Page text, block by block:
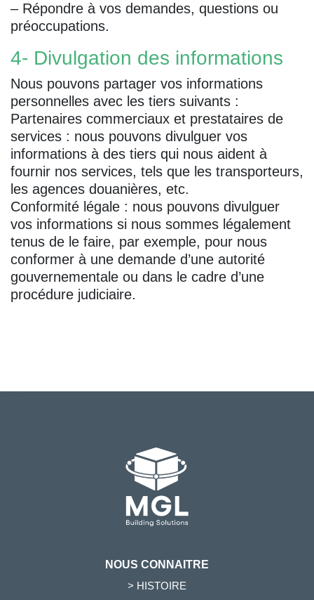
– Répondre à vos demandes, questions ou
préoccupations.
4- Divulgation des informations
Nous pouvons partager vos informations
personnelles avec les tiers suivants :
Partenaires commerciaux et prestataires de
services : nous pouvons divulguer vos
informations à des tiers qui nous aident à
fournir nos services, tels que les transporteurs,
les agences douanières, etc.
Conformité légale : nous pouvons divulguer
vos informations si nous sommes légalement
tenus de le faire, par exemple, pour nous
conformer à une demande d’une autorité
gouvernementale ou dans le cadre d’une
procédure judiciaire.
NOUS CONNAITRE
> HISTOIRE